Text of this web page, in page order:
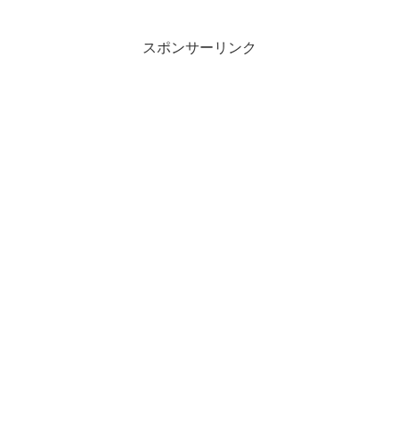
スポンサーリンク